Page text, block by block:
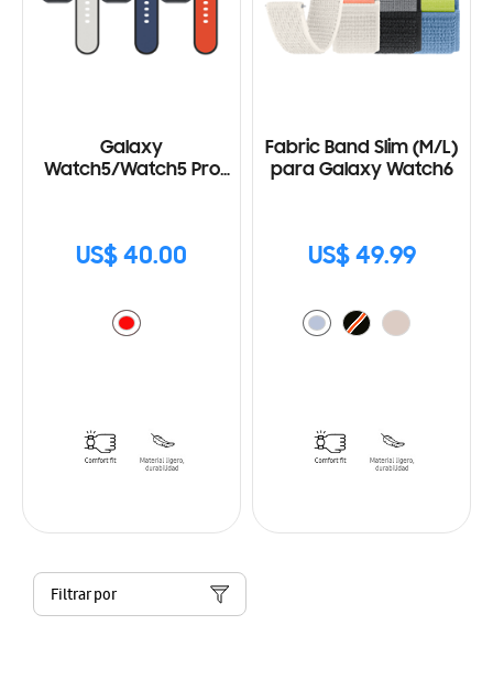
Galaxy
Watch5/Watch5 Pro
US$ 40.00
Fabric Band Slim (M/L)
para Galaxy Watch6
US$ 49.99
Filtrar por